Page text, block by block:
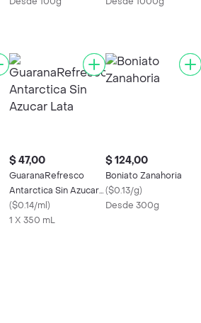
$ 47,00
GuaranaRefresco
Antarctica Sin Azucar
Lata
($0.14/ml)
1 X 350 mL
$ 124,00
Boniato Zanahoria
($0.13/g)
Desde 300g